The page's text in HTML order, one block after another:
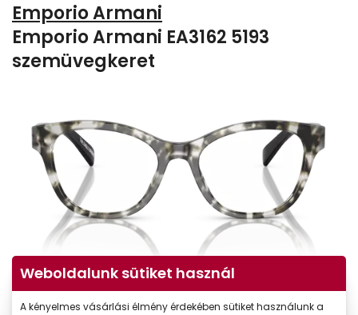
Emporio Armani
Emporio Armani EA3162 5193
szemüvegkeret
Weboldalunk sütiket használ
A kényelmes vásárlási élmény érdekében sütiket használunk a